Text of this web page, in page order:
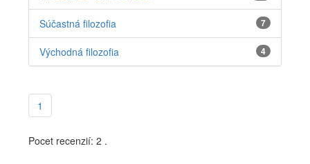
Súčastná filozofia 7
Východná filozofia 4
1
Pocet recenzií: 2 .